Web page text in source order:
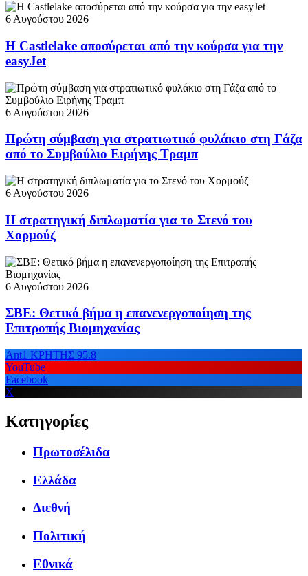
6 Αυγούστου 2026
Η Castlelake αποσύρεται από την κούρσα για την
easyJet
6 Αυγούστου 2026
Πρώτη σύμβαση για στρατιωτικό φυλάκιο στη Γάζα
από το Συμβούλιο Ειρήνης Τραμπ
6 Αυγούστου 2026
Η στρατηγική διπλωματία για το Στενό του
Χορμούζ
6 Αυγούστου 2026
ΣΒΕ: Θετικό βήμα η επανενεργοποίηση της
Επιτροπής Βιομηχανίας
Ant1 ΚΡΗΤΗΣ 95.8
YouTube
Facebook
X
Κατηγορίες
Πρωτοσέλιδα
Ελλάδα
Διεθνή
Πολιτική
Εθνικά